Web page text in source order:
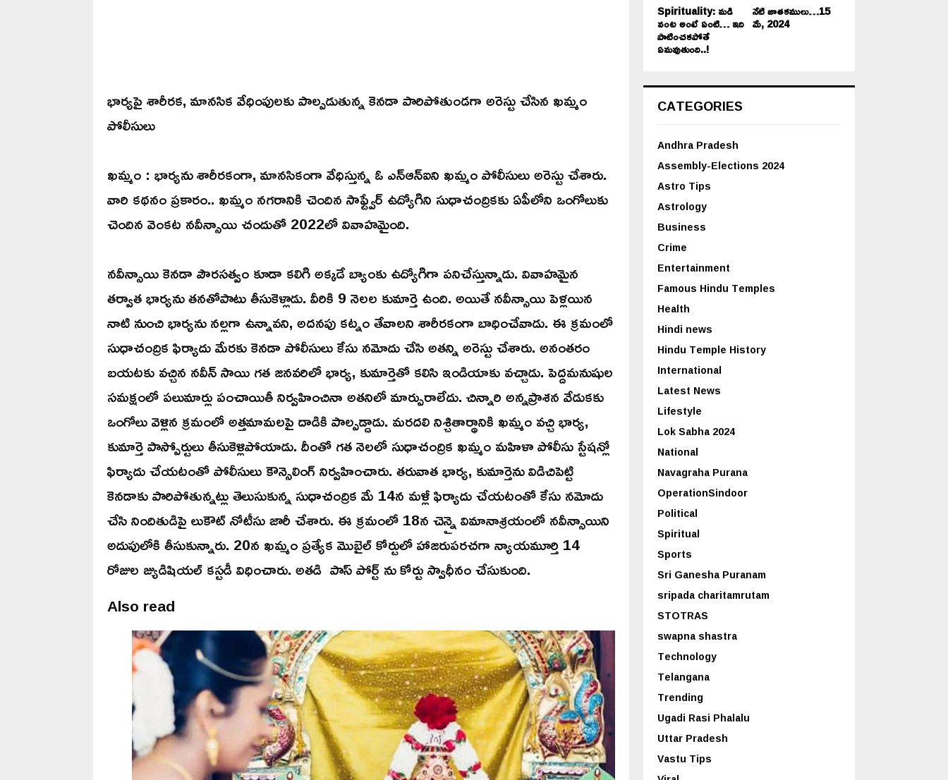
భార్యపై శారీరక, మానసిక వేధింపులకు పాల్పడుతున్న కెనడా పారిపోతుండగా అరెస్టు చేసిన ఖమ్మం
పోలీసులు
ఖమ్మం : భార్యను శారీరకంగా, మానసికంగా వేధిస్తున్న ఓ ఎన్ఆన్ఐని ఖమ్మం పోలీసులు అరెస్టు చేశారు.
వారి కథనం ప్రకారం.. ఖమ్మం నగరానికి చెందిన సాఫ్ట్వేర్ ఉద్యోగిని సుధాచంద్రికకు ఏపీలోని ఒంగోలుకు
చెందిన వెంకట నవీన్సాయి చందుతో 2022లో వివాహమైంది.
నవీన్సాయి కెనడా పౌరసత్వం కూడా కలిగి అక్కడే బ్యాంకు ఉద్యోగిగా పనిచేస్తున్నాడు. వివాహమైన
తర్వాత భార్యను తనతోపాటు తీసుకెళ్లాడు. వీరికి 9 నెలల కుమార్తె ఉంది. అయితే నవీన్సాయి పెళ్లయిన
నాటి నుంచి భార్యను నల్లగా ఉన్నావని, అదనపు కట్నం తేవాలని శారీరకంగా బాధించేవాడు. ఈ క్రమంలో
సుధాచంద్రిక ఫిర్యాదు మేరకు కెనడా పోలీసులు కేసు నమోదు చేసి అతన్ని అరెస్టు చేశారు. అనంతరం
బయటకు వచ్చిన నవీన్ సాయి గత జనవరిలో భార్య, కుమార్తెతో కలిసి ఇండియాకు వచ్చాడు. పెద్దమనుషుల
సమక్షంలో పలుమార్లు పంచాయితీ నిర్వహించినా అతనిలో మార్పురాలేదు. చిన్నారి అన్నప్రాశన వేడుకకు
ఒంగోలు వెళ్లిన క్రమంలో అత్తమామలపై దాడికి పాల్పడ్డాడు. మరదలి నిశ్చితార్థానికి ఖమ్మం వచ్చి భార్య,
కుమార్తె పాస్పోర్టులు తీసుకెళ్లిపోయాడు. దీంతో గత నెలలో సుధాచంద్రిక ఖమ్మం మహిళా పోలీసు స్టేషన్లో
ఫిర్యాదు చేయటంతో పోలీసులు కౌన్సెలింగ్ నిర్వహించారు. తరువాత భార్య, కుమార్తెను విడిచిపెట్టి
కెనడాకు పారిపోతున్నట్లు తెలుసుకున్న సుధాచంద్రిక మే 14న మళ్లీ ఫిర్యాదు చేయటంతో కేసు నమోదు
చేసి నిందితుడిపై లుకౌట్ నోటీసు జారీ చేశారు. ఈ క్రమంలో 18న చెన్నై విమానాశ్రయంలో నవీన్సాయిని
అదుపులోకి తీసుకున్నారు. 20న ఖమ్మం ప్రత్యేక మొబైల్ కోర్టులో హాజరుపరచగా న్యాయమూర్తి 14
రోజుల జ్యుడిషియల్ కస్టడీ విధించారు. అతడి పాస్ పోర్ట్ ను కోర్టు స్వాధీనం చేసుకుంది.
Also read
Spirituality: మడి
వంట అంటే ఏంటి… ఇది
పాటించకపోతే
ఏమవుతుంది..!
నేటి జాతకములు…15
మే, 2024
CATEGORIES
Andhra Pradesh
Assembly-Elections 2024
Astro Tips
Astrology
Business
Crime
Entertainment
Famous Hindu Temples
Health
Hindi news
Hindu Temple History
International
Latest News
Lifestyle
Lok Sabha 2024
National
Navagraha Purana
OperationSindoor
Political
Spiritual
Sports
Sri Ganesha Puranam
sripada charitamrutam
STOTRAS
swapna shastra
Technology
Telangana
Trending
Ugadi Rasi Phalalu
Uttar Pradesh
Vastu Tips